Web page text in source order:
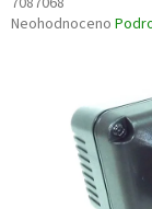
Průměrné
hvězdiček.
Neohodnoceno